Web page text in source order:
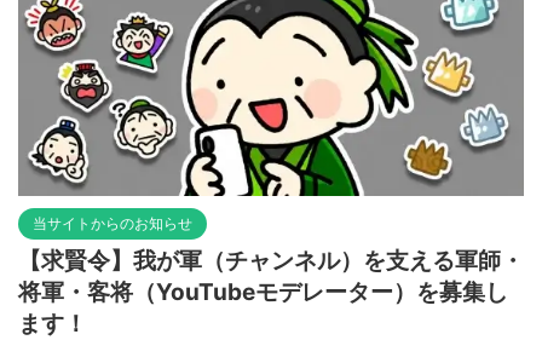
当サイトからのお知らせ
【求賢令】我が軍（チャンネル）を支える軍師・
将軍・客将（YouTubeモデレーター）を募集し
ます！